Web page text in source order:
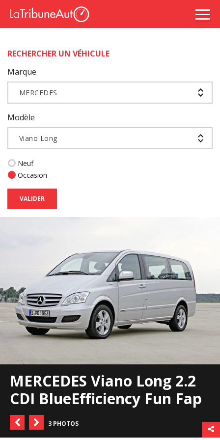
RECHERCHER UN VÉHICULE
Marque
MERCEDES
Modèle
Viano Long
Neuf
Occasion
VALIDER
MERCEDES Viano Long 2.2
CDI BlueEfficiency Fun Fap
3 PHOTOS